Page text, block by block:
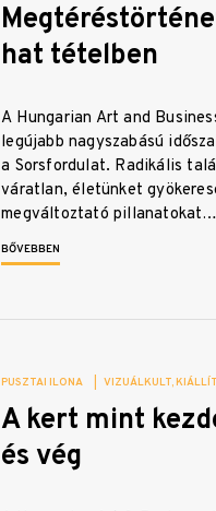
hat tételben
A Hungarian Art and
legújabb nagyszabású
a Sorsfordulat. Radikális
váratlan, életünket
megváltoztató pillanatokat…
BŐVEBBEN
PUSZTAI ILONA VIZUÁLKULT
A kert mint
és vég